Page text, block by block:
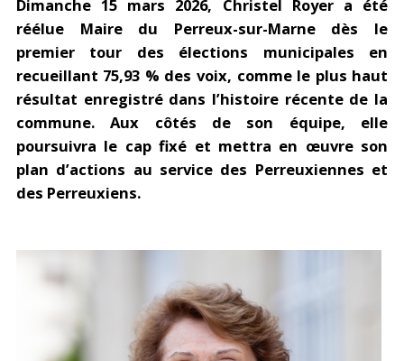
Dimanche 15 mars 2026, Christel Royer a été
réélue Maire du Perreux-sur-Marne dès le
premier tour des élections municipales en
recueillant 75,93 % des voix, comme le plus haut
résultat enregistré dans l’histoire récente de la
commune. Aux côtés de son équipe, elle
poursuivra le cap fixé et mettra en œuvre son
plan d’actions au service des Perreuxiennes et
des Perreuxiens.